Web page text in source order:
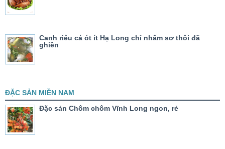
Canh riêu cá ót ít Hạ Long chỉ nhấm sơ thôi đã
ghiền
ĐẶC SẢN MIỀN NAM
Đặc sản Chôm chôm Vĩnh Long ngon, rẻ